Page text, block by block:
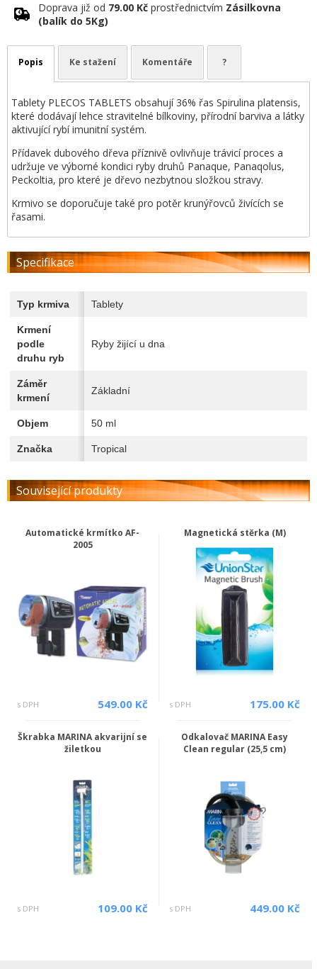
Doprava již od 79.00 Kč prostřednictvím Zásilkovna
(balík do 5Kg)
Popis Ke stažení Komentáře ?
Tablety PLECOS TABLETS obsahují 36% řas Spirulina platensis,
které dodávají lehce stravitelné bílkoviny, přírodní barviva a látky
aktivující rybí imunitní systém.
Přídavek dubového dřeva příznivě ovlivňuje trávicí proces a
udržuje ve výborné kondici ryby druhů Panaque, Panaqolus,
Peckoltia, pro které je dřevo nezbytnou složkou stravy.
Krmivo se doporučuje také pro potěr krunýřovců živících se
řasami.
Specifikace
Typ krmiva Tablety
Krmení
podle
druhu ryb
Ryby žijící u dna
Záměr
krmení
Základní
Objem 50 ml
Značka Tropical
Související produkty
Automatické krmítko AF-
2005
s DPH 549.00 Kč
Magnetická stěrka (M)
s DPH 175.00 Kč
Škrabka MARINA akvarijní se
žiletkou
s DPH 109.00 Kč
Odkalovač MARINA Easy
Clean regular (25,5 cm)
s DPH 449.00 Kč